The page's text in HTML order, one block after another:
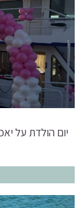
יום הולדת על